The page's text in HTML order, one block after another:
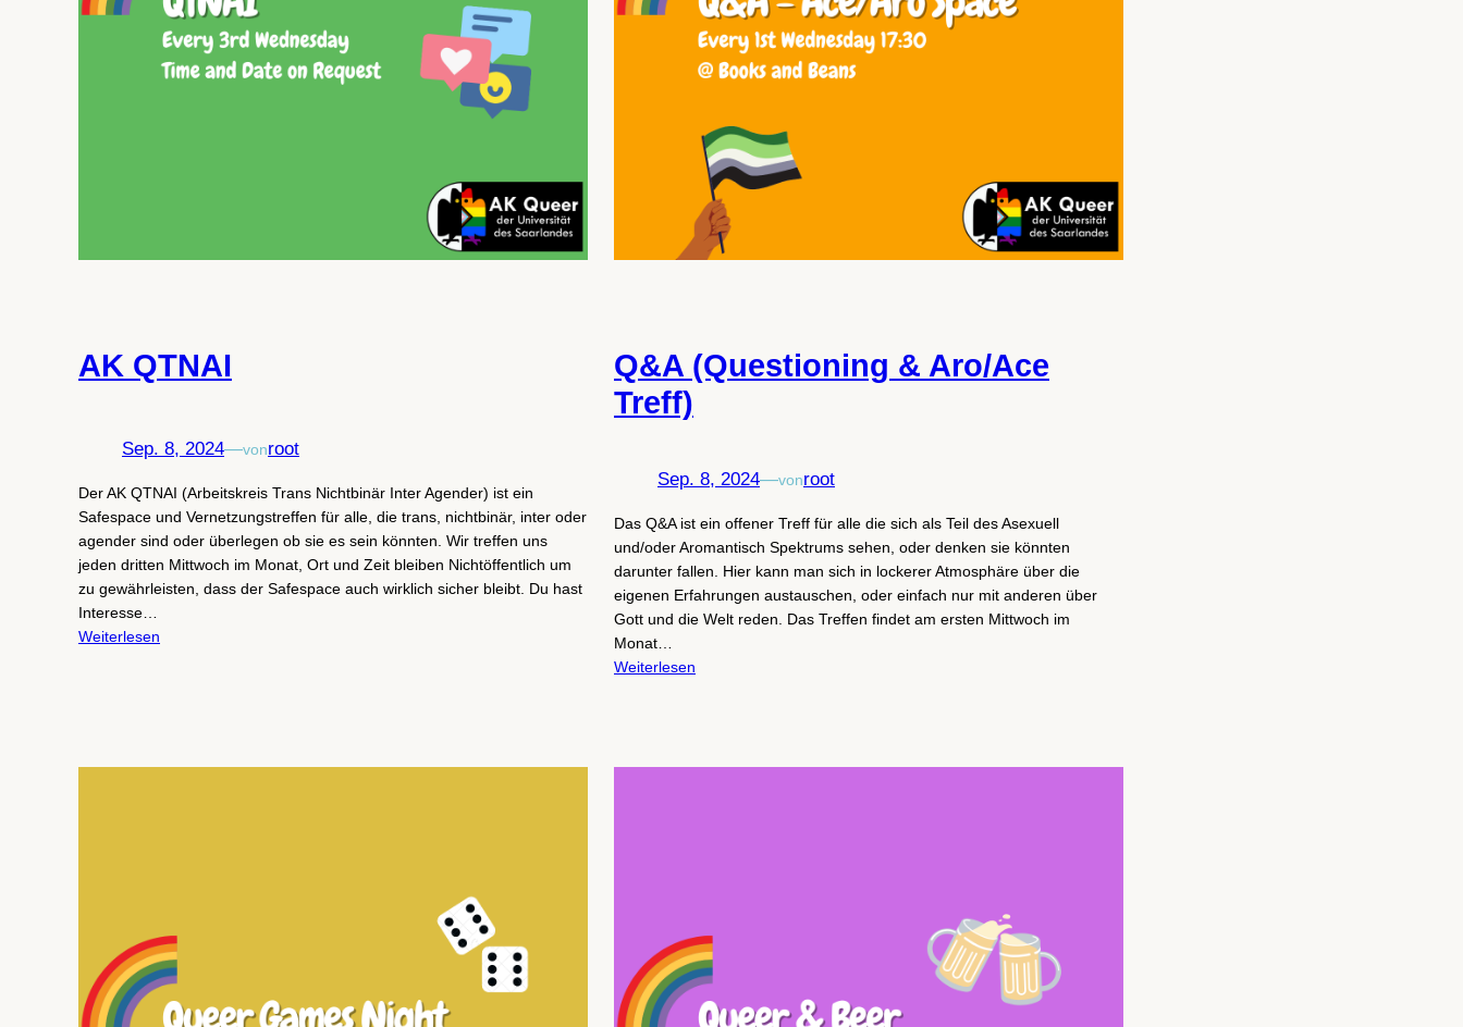
AK QTNAI
Sep. 8, 2024—vonroot
Der AK QTNAI (Arbeitskreis Trans Nichtbinär Inter Agender) ist ein
Safespace und Vernetzungstreffen für alle, die trans, nichtbinär, inter oder
agender sind oder überlegen ob sie es sein könnten. Wir treffen uns
jeden dritten Mittwoch im Monat, Ort und Zeit bleiben Nichtöffentlich um
zu gewährleisten, dass der Safespace auch wirklich sicher bleibt. Du hast
Interesse…
Weiterlesen
Q&A (Questioning & Aro/Ace
Treff)
Sep. 8, 2024—vonroot
Das Q&A ist ein offener Treff für alle die sich als Teil des Asexuell
und/oder Aromantisch Spektrums sehen, oder denken sie könnten
darunter fallen. Hier kann man sich in lockerer Atmosphäre über die
eigenen Erfahrungen austauschen, oder einfach nur mit anderen über
Gott und die Welt reden. Das Treffen findet am ersten Mittwoch im
Monat…
Weiterlesen